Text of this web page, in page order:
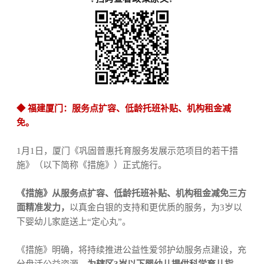
◆福建厦门： 服务点扩容、低龄托班补贴、机构租金减
免。
1 月 1 日，厦门《巩固普惠托育服务发展示范项目的若干措
施》（以下简称《措施》）正式施行。
《措施》从服务点扩容、低龄托班补贴、机构租金减免三方
面精准发力， 以真金白银的支持和更优质的服务，为3岁以
下婴幼儿家庭送上“定心丸”。
《措施》明确，将持续推进公益性爱邻护幼服务点建设，充